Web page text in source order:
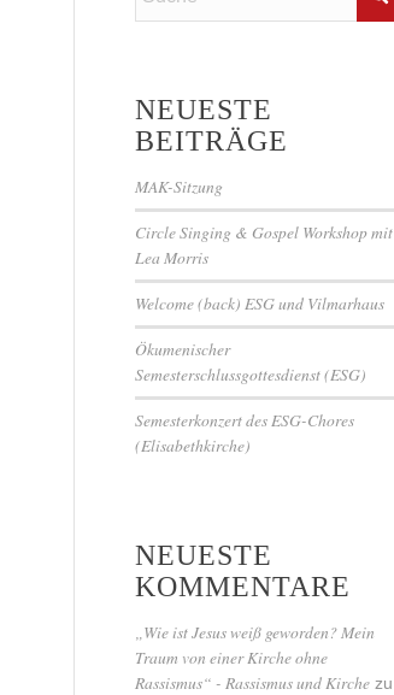
NEUESTE
BEITRÄGE
MAK-Sitzung
Circle Singing & Gospel Workshop mit
Lea Morris
Welcome (back) ESG und Vilmarhaus
Ökumenischer
Semesterschlussgottesdienst (ESG)
Semesterkonzert des ESG-Chores
(Elisabethkirche)
NEUESTE
KOMMENTARE
„Wie ist Jesus weiß geworden? Mein
Traum von einer Kirche ohne
Rassismus“ - Rassismus und Kirche zu